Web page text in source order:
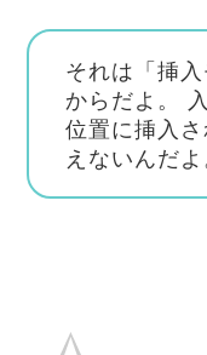
それは「挿
からだよ。
位置に挿入
えないんだよ